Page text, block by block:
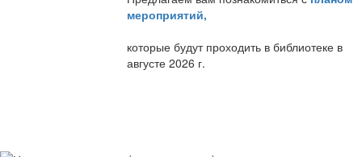
мероприятий,
которые будут проходить в библиотеке в
августе 2026 г.